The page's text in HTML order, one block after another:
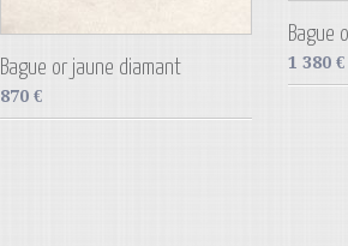
Bague
1 380 €
Bague or jaune diamant
870 €